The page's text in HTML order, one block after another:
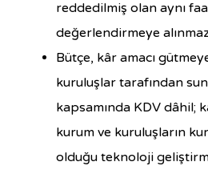
reddedilmiş olan aynı
değerlendirmeye
Bütçe, kâr amacı
kuruluşlar tarafından
kapsamında KDV dâhil;
kurum ve kuruluşların
olduğu teknoloji